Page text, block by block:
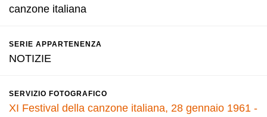
canzone italiana
SERIE APPARTENENZA
NOTIZIE
SERVIZIO FOTOGRAFICO
XI Festival della canzone italiana, 28 gennaio 1961 -